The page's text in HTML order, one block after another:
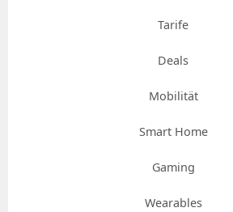
Tarife
Deals
Mobilität
Smart Home
Gaming
Wearables